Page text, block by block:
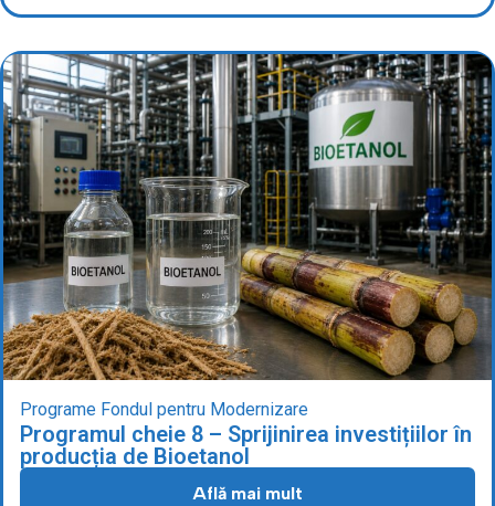
Programe Fondul pentru Modernizare
Programul cheie 8 – Sprijinirea investițiilor în
producția de Bioetanol
Află mai mult